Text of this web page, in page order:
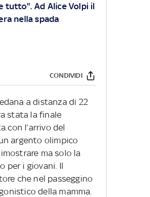
tutto". Ad Alice Volpi il
nella spada
CONDIVIDI
a distanza di 22
stata la finale
con l’arrivo del
argento olimpico
ma solo la
per i giovani. Il
che nel passeggino
della mamma.